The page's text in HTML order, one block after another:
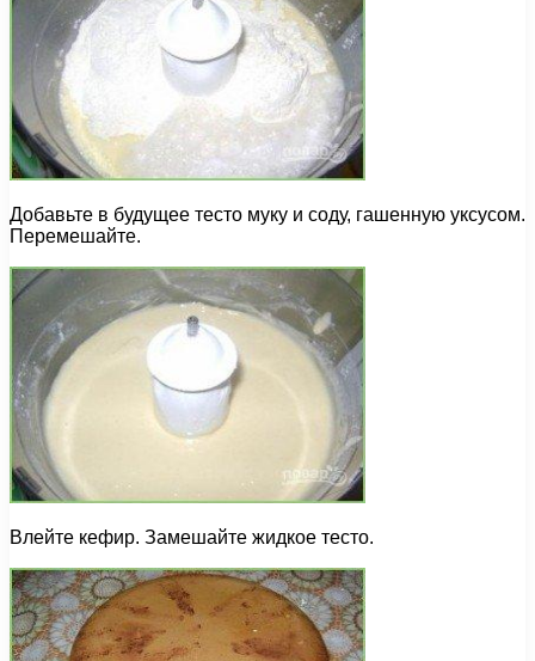
Добавьте в будущее тесто муку и соду, гашенную уксусом.
Перемешайте.
Влейте кефир. Замешайте жидкое тесто.